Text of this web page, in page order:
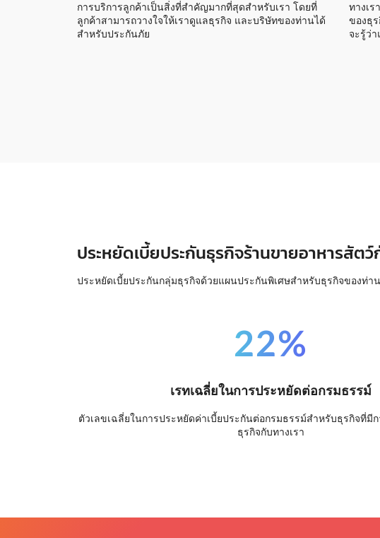
การบริการลูกค้าเป็นสิ่งที่สำคัญมากที่สุดสำหรับเรา โดยที่
ลูกค้าสามารถวางใจให้เราดูแลธุรกิจ และบริษัทของท่านได้
สำหรับประกันภัย
ทางเ
ของธุ
จะรู้ว่
ประหยัดเบี้ยประกันธุรกิจร้านขายอาหารสัตว์
ประหยัดเบี้ยประกันกลุ่มธุรกิจด้วยแผนประกันพิเศษสำหรับธุรกิจของท่า
22%
เรทเฉลี่ยในการประหยัดต่อกรมธรรม์
ตัวเลขเฉลี่ยในการประหยัดค่าเบี้ยประกันต่อกรมธรรม์สำหรับธุรกิจที่มี
ธุรกิจกับทางเรา